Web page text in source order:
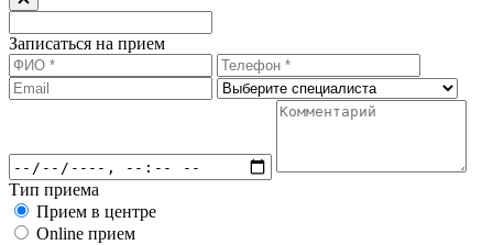
Записаться на прием
Тип приема
Прием в центре
Online прием